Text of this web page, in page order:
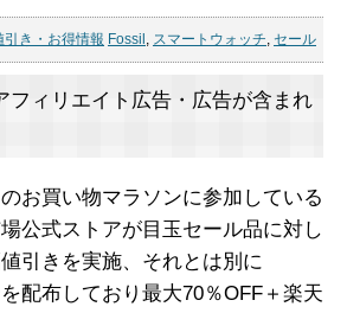
引き・お得情報 Fossil , スマートウォッチ, セール
ィリエイト広告・広告が含まれ
お買い物マラソンに参加している
公式ストアが目玉セール品に対し
引きを実施、それとは別に
配布しており最大70％OFF＋楽天